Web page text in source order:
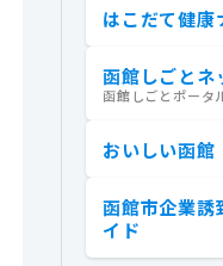
はこだて健康
函館しごとネ
函館しごとポータ
おいしい函館
函館市企業誘
イド